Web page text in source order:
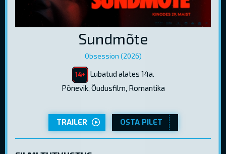
Sundmõte
Obsession (2026)
Lubatud alates 14a.
Põnevik, Õudusfilm, Romantika
TRAILER OSTA PILET